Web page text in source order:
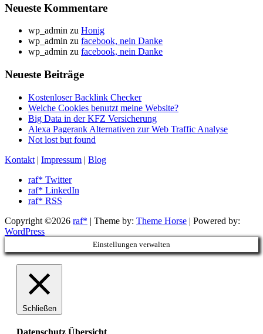
Neueste Kommentare
wp_admin zu Honig
wp_admin zu facebook, nein Danke
wp_admin zu facebook, nein Danke
Neueste Beiträge
Kostenloser Backlink Checker
Welche Cookies benutzt meine Website?
Big Data in der KFZ Versicherung
Alexa Pagerank Alternativen zur Web Traffic Analyse
Not lost but found
Kontakt | Impressum | Blog
raf* Twitter
raf* LinkedIn
raf* RSS
Copyright ©2026 raf* | Theme by: Theme Horse | Powered by:
WordPress
Einstellungen verwalten
Schließen